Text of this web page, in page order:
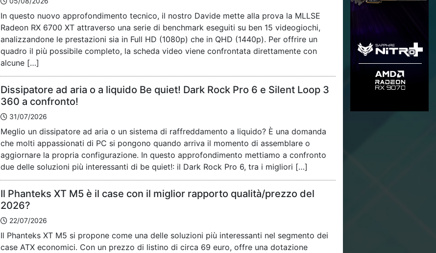
In questo nuovo approfondimento tecnico, il nostro Davide mette alla prova la MLLSE
Radeon RX 6700 XT attraverso una serie di benchmark eseguiti su ben 15 videogiochi,
analizzandone le prestazioni sia in Full HD (1080p) che in QHD (1440p). Per offrire un
quadro il più possibile completo, la scheda video viene confrontata direttamente con
alcune […]
Dissipatore ad aria o a liquido Be quiet! Dark Rock Pro 6 e Silent Loop 3
360 a confronto!
31/07/2026
Meglio un dissipatore ad aria o un sistema di raffreddamento a liquido? È una domanda
che molti appassionati di PC si pongono quando arriva il momento di assemblare o
aggiornare la propria configurazione. In questo approfondimento mettiamo a confronto
due delle soluzioni più interessanti di be quiet!: il Dark Rock Pro 6, tra i migliori […]
Il Phanteks XT M5 è il case con il miglior rapporto qualità/prezzo del
2026?
22/07/2026
Il Phanteks XT M5 si propone come una delle soluzioni più interessanti nel segmento dei
case ATX economici. Con un prezzo di listino di circa 69 euro, offre una dotazione